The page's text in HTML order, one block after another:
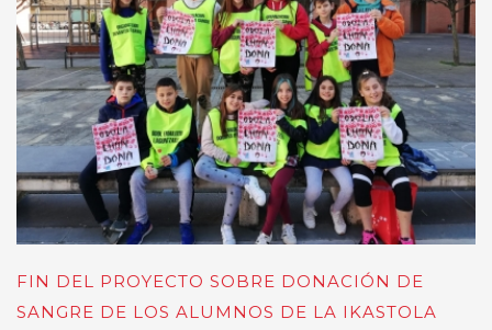
FIN DEL PROYECTO SOBRE DONACIÓN DE
SANGRE DE LOS ALUMNOS DE LA IKASTOLA